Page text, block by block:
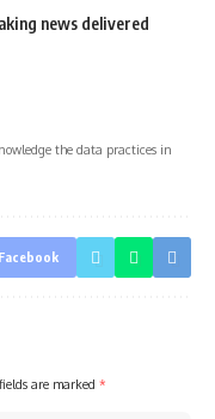
news delivered
the data practices in
Facebook
are marked *